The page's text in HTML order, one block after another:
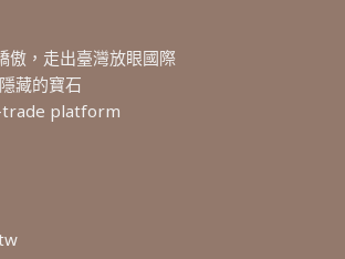
傲，走出臺灣放眼國際
藏的寶石
platform